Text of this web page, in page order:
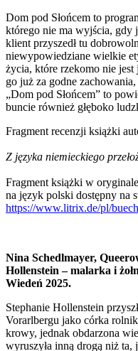
Dom pod Słońcem to
którego nie ma wyjścia, gdy
klient przyszedł tu
niewypowiedziane wielkie
życia, które rzekomo nie
go już za godne
„Dom pod Słońcem” to
buncie również głęboko
Fragment recenzji książki
Z języka niemieckiego
Fragment książki w
na język polski dostępny na
https://www.litrix.de/pl/
Nina Schedlmayer,
Hollenstein – malarka i
Wiedeń 2025.
Stephanie Hollenstein
Vorarlbergu jako córka
krowy, jednak obdarzona
wyruszyła inną drogą niż ta,